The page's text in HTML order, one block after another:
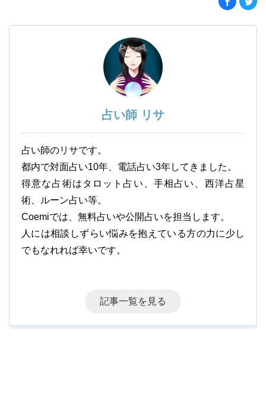
占い師 リサ
占い師のリサです。
都内で対面占い10年、電話占い3年してきました。
得意な占術はタロット占い、手相占い、西洋占星
術、ルーン占い等。
Coemiでは、無料占いや公開占いを担当します。
人には相談しずらい悩みを抱えている方の力に少し
でもなれれば幸いです。
記事一覧を見る